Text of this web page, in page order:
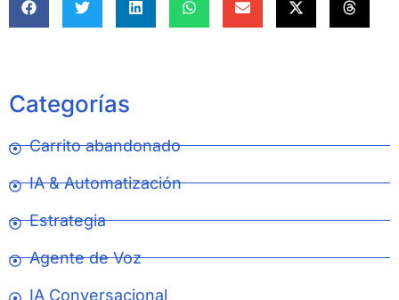
Categorías
Carrito abandonado
IA & Automatización
Estrategia
Agente de Voz
IA Conversacional